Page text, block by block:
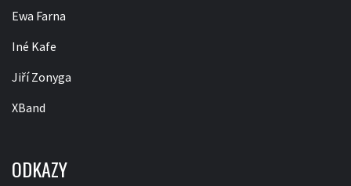
Ewa Farna
Iné Kafe
Jiří Zonyga
XBand
ODKAZY